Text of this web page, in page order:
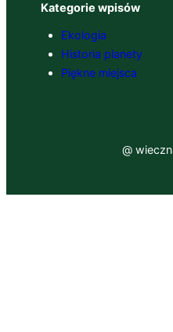
Kategorie wpisów
Ekologia
Historia planety
Piękne miejsca
@